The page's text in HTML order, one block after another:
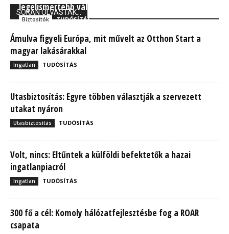
SOKAN OLVASTÁK...
legelismertebb vállalata között
Biztosítók TUDÓSÍTÁS
Ámulva figyeli Európa, mit művelt az Otthon Start a
magyar lakásárakkal
Ingatlan TUDÓSÍTÁS
Utasbiztosítás: Egyre többen választják a szervezett
utakat nyáron
Utasbiztosítás TUDÓSÍTÁS
Volt, nincs: Eltűntek a külföldi befektetők a hazai
ingatlanpiacról
Ingatlan TUDÓSÍTÁS
300 fő a cél: Komoly hálózatfejlesztésbe fog a ROAR
csapata